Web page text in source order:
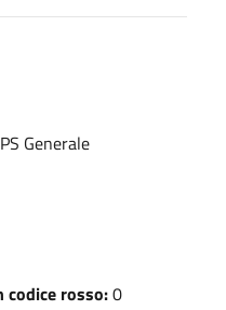
Generale
codice rosso:0